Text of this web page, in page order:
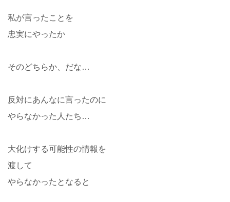
私が言ったことを
忠実にやったか
そのどちらか、だな…
反対にあんなに言ったのに
やらなかった人たち…
大化けする可能性の情報を
渡して
やらなかったとなると